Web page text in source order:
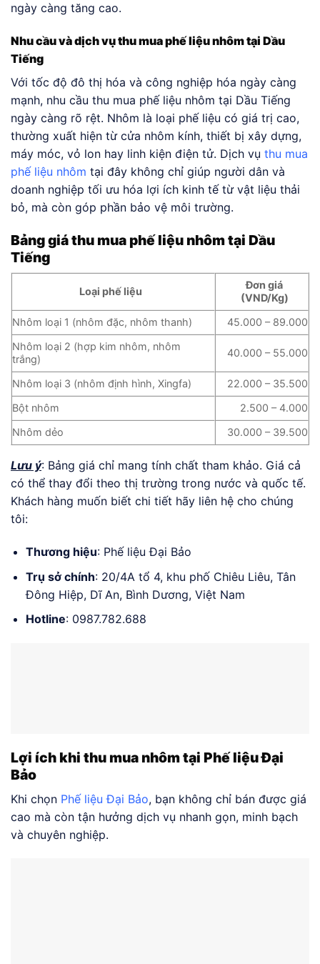
ngày càng tăng cao.
Nhu cầu và dịch vụ thu mua phế liệu nhôm tại Dầu
Tiếng
Với tốc độ đô thị hóa và công nghiệp hóa ngày càng
mạnh, nhu cầu thu mua phế liệu nhôm tại Dầu Tiếng
ngày càng rõ rệt. Nhôm là loại phế liệu có giá trị cao,
thường xuất hiện từ cửa nhôm kính, thiết bị xây dựng,
máy móc, vỏ lon hay linh kiện điện tử. Dịch vụ thu mua
phế liệu nhôm tại đây không chỉ giúp người dân và
doanh nghiệp tối ưu hóa lợi ích kinh tế từ vật liệu thải
bỏ, mà còn góp phần bảo vệ môi trường.
Bảng giá thu mua phế liệu nhôm tại Dầu
Tiếng
Loại phế liệu
Đơn giá
(VND/Kg)
Nhôm loại 1 (nhôm đặc, nhôm thanh)
45.000 – 89.000
Nhôm loại 2 (hợp kim nhôm, nhôm
trắng)
40.000 – 55.000
Nhôm loại 3 (nhôm định hình, Xingfa)
22.000 – 35.500
Bột nhôm
2.500 – 4.000
Nhôm dẻo
30.000 – 39.500
Lưu ý: Bảng giá chỉ mang tính chất tham khảo. Giá cả
có thể thay đổi theo thị trường trong nước và quốc tế.
Khách hàng muốn biết chi tiết hãy liên hệ cho chúng
tôi:
Thương hiệu: Phế liệu Đại Bảo
Trụ sở chính: 20/4A tổ 4, khu phố Chiêu Liêu, Tân
Đông Hiệp, Dĩ An, Bình Dương, Việt Nam
Hotline: 0987.782.688
Lợi ích khi thu mua nhôm tại Phế liệu Đại
Bảo
Khi chọn Phế liệu Đại Bảo, bạn không chỉ bán được giá
cao mà còn tận hưởng dịch vụ nhanh gọn, minh bạch
và chuyên nghiệp.